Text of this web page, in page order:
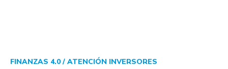
FINANZAS 4.0 / ATENCIÓN INVERSORES